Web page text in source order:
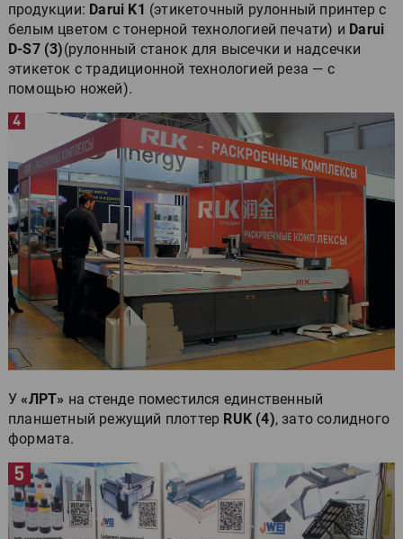
продукции: Darui K1 (этикеточный рулонный принтер с
белым цветом с тонерной технологией печати) и Darui
D-S7 (3)(рулонный станок для высечки и надсечки
этикеток с традиционной технологией реза — с
помощью ножей).
У «ЛРТ» на стенде поместился единственный
планшетный режущий плоттер RUK (4), зато солидного
формата.